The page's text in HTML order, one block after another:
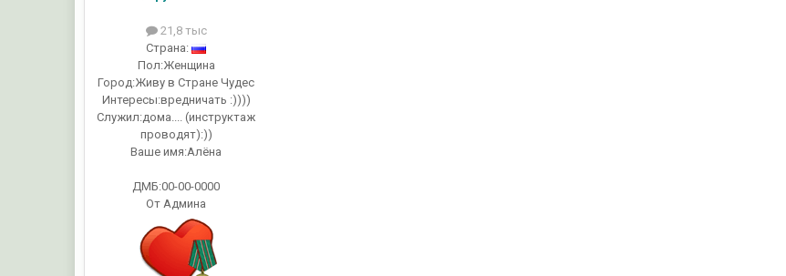
21,8 тыс
Страна:
Пол:Женщина
Город:Живу в Стране Чудес
Интересы:вредничать :))))
Служил:дома.... (инструктаж
проводят):))
Ваше имя:Алёна
ДМБ:00-00-0000
От Админа